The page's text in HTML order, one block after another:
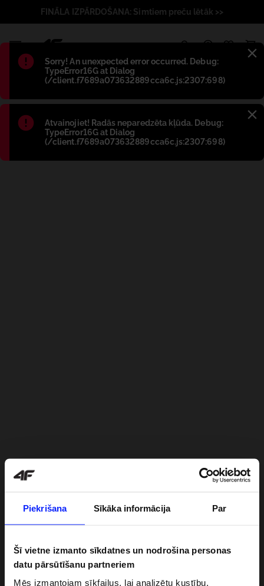
Piekrišana Sīkāka informācija Par
Šī vietne izmanto sīkdatnes un nodrošina personas
datu pārsūtīšanu partneriem
Mēs izmantojam sīkfailus, lai analizētu kustību,
Błąd:
Sorry! An unexpected error occurred. Debug:
TypeError16G at Dialog
(/client.f7689a073632889cca6c.js:2307:698)
Błąd:
Atvainojiet! Radās neparedzēta kļūda. Debug:
TypeError16G at Dialog
(/client.f7689a073632889cca6c.js:2307:698)
FINĀLA IZPĀRDOŠANA: Simtiem preču lētāk >>